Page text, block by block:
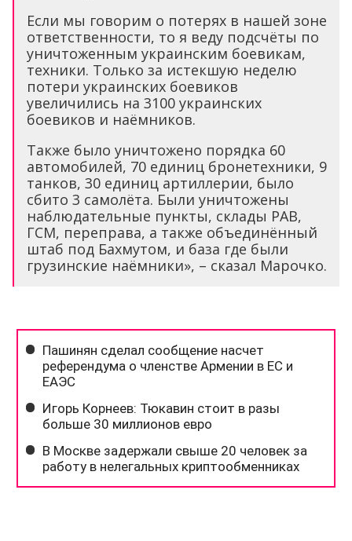
Если мы говорим о потерях в нашей зоне
ответственности, то я веду подсчёты по
уничтоженным украинским боевикам,
техники. Только за истекшую неделю
потери украинских боевиков
увеличились на 3100 украинских
боевиков и наёмников.
Также было уничтожено порядка 60
автомобилей, 70 единиц бронетехники, 9
танков, 30 единиц артиллерии, было
сбито 3 самолёта. Были уничтожены
наблюдательные пункты, склады РАВ,
ГСМ, переправа, а также объединённый
штаб под Бахмутом, и база где были
грузинские наёмники», – сказал Марочко.